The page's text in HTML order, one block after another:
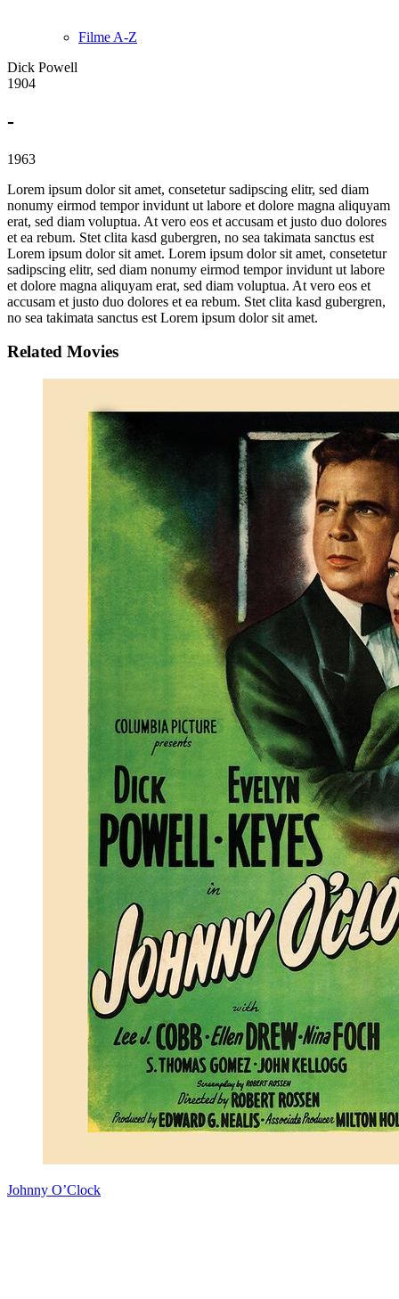
Filme A-Z
Dick Powell
1904
-
1963
Lorem ipsum dolor sit amet, consetetur sadipscing elitr, sed diam
nonumy eirmod tempor invidunt ut labore et dolore magna aliquyam
erat, sed diam voluptua. At vero eos et accusam et justo duo dolores
et ea rebum. Stet clita kasd gubergren, no sea takimata sanctus est
Lorem ipsum dolor sit amet. Lorem ipsum dolor sit amet, consetetur
sadipscing elitr, sed diam nonumy eirmod tempor invidunt ut labore
et dolore magna aliquyam erat, sed diam voluptua. At vero eos et
accusam et justo duo dolores et ea rebum. Stet clita kasd gubergren,
no sea takimata sanctus est Lorem ipsum dolor sit amet.
Related Movies
Johnny O’Clock